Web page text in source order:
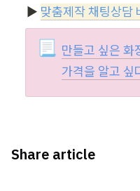
▶️ 맞춤제작 채팅상담
📃
만들고 싶은 화
가격을 알고 싶
Share article